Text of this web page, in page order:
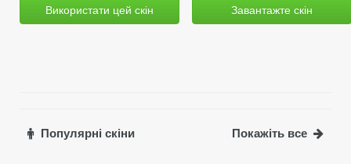
Використати цей скін Завантажте скін
Популярні скіни Покажіть все